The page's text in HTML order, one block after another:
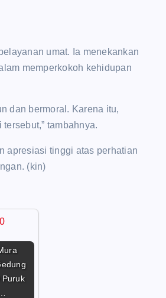
umat. Ia menekankan
memperkokoh kehidupan
dan bermoral. Karena itu,
tambahnya.
apresiasi tinggi atas perhatian
(kin)
Puruk